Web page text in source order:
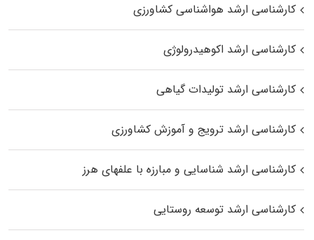
کارشناسی ارشد هواشناسی کشاورزی
کارشناسی ارشد اکوهیدرولوژی
کارشناسی ارشد تولیدات گیاهی
کارشناسی ارشد ترویج و آموزش کشاورزی
کارشناسی ارشد شناسایی و مبارزه با علفهای هرز
کارشناسی ارشد توسعه روستایی